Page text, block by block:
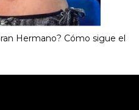
Hermano? Cómo sigue el